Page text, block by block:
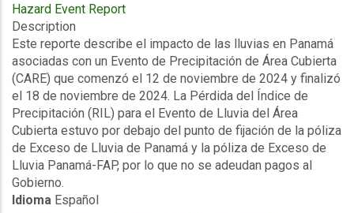
Información
evento
-
Exceso
de
lluvia
-
Evento
de
Pluviales
Hazard Event Report
Description
Este reporte describe el impacto de las lluvias en Panamá
asociadas con un Evento de Precipitación de Área Cubierta
(CARE) que comenzó el 12 de noviembre de 2024 y finalizó
el 18 de noviembre de 2024. La Pérdida del Índice de
Precipitación (RIL) para el Evento de Lluvia del Área
Cubierta estuvo por debajo del punto de fijación de la póliza
de Exceso de Lluvia de Panamá y la póliza de Exceso de
Lluvia Panamá-FAP, por lo que no se adeudan pagos al
Gobierno.
Idioma Español